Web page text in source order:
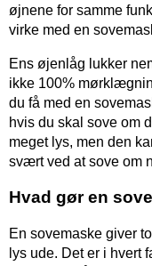
øjnene for samme
virke med en
Ens øjenlåg lukker
ikke 100%
du få med en
hvis du skal sove om
meget lys, men den
svært ved at sove om
Hvad gør en
En sovemaske giver
lys ude. Det er i hvert